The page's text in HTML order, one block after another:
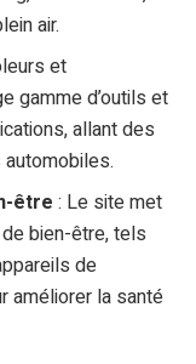
air.
et
gamme d’outils et
allant des
être : Le site met
bien-être, tels
de
améliorer la santé